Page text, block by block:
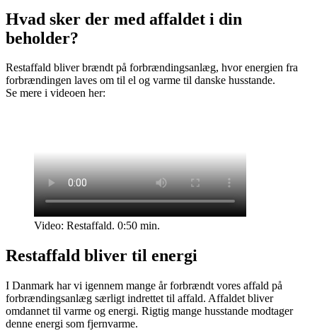
Hvad sker der med affaldet i din
beholder?
Restaffald bliver brændt på forbrændingsanlæg, hvor energien fra
forbrændingen laves om til el og varme til danske husstande.
Se mere i videoen her:
Video: Restaffald. 0:50 min.
Restaffald bliver til energi
I Danmark har vi igennem mange år forbrændt vores affald på
forbrændingsanlæg særligt indrettet til affald. Affaldet bliver
omdannet til varme og energi. Rigtig mange husstande modtager
denne energi som fjernvarme.